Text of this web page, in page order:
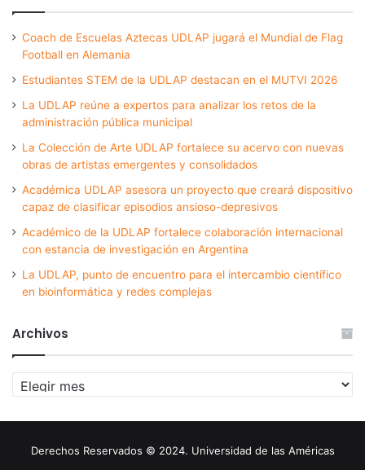
Coach de Escuelas Aztecas UDLAP jugará el Mundial de Flag
Football en Alemania
Estudiantes STEM de la UDLAP destacan en el MUTVI 2026
La UDLAP reúne a expertos para analizar los retos de la
administración pública municipal
La Colección de Arte UDLAP fortalece su acervo con nuevas
obras de artistas emergentes y consolidados
Académica UDLAP asesora un proyecto que creará dispositivo
capaz de clasificar episodios ansioso-depresivos
Académico de la UDLAP fortalece colaboración internacional
con estancia de investigación en Argentina
La UDLAP, punto de encuentro para el intercambio científico
en bioinformática y redes complejas
Archivos
Archivos
Derechos Reservados © 2024. Universidad de las Américas